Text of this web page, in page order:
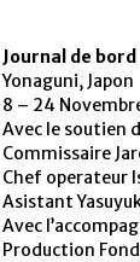
Journal de bord
Yonaguni, Japon
8 – 24
Avec le soutien
Commissaire
Chef operateur
Asistant
Avec
Production